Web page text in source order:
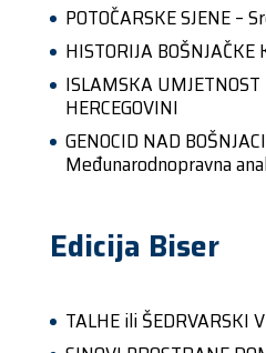
POTOČARSKE SJENE –
HISTORIJA BOŠNJAČKE
ISLAMSKA
HERCEGOVINI
GENOCID NAD
Međunarodnopravna
Edicija Biser
TALHE ili ŠEDRVARSKI